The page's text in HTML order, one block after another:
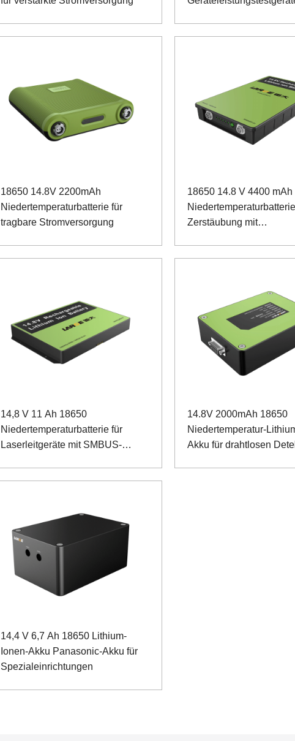
18650 14.8V 2200mAh
Niedertemperaturbatterie für
tragbare Stromversorgung
18650 14.8 V 4400 mAh
Zerstäubung mit
14,8 V 11 Ah 18650
Niedertemperaturbatterie für
Laserleitgeräte mit SMBUS-
14.8V 2000mAh 18650
Niedertemperatur-
Akku für drahtlosen
14,4 V 6,7 Ah 18650 Lithium-
Ionen-Akku Panasonic-Akku für
Spezialeinrichtungen